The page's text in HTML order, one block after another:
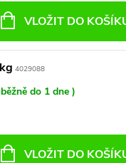
VLOŽIT DO
4029088
do 1 dne )
VLOŽIT DO